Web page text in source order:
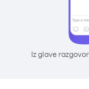
Iz glave